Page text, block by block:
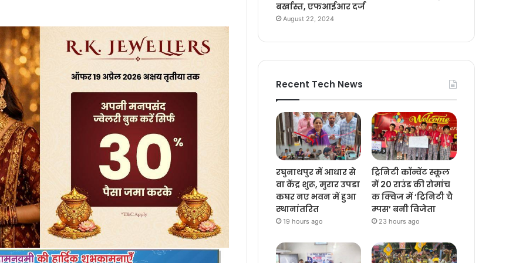
बर्खास्त, एफआईआर दर्ज
August 22, 2024
Recent Tech News
रघुनाथपुर में आधार से
वा केंद्र शुरू, मुरार उपडा
कघर नए भवन में हुआ
स्थानांतरित
19 hours ago
ट्रिनिटी कॉन्वेंट स्कूल
में 20 राउंड की रोमांच
क क्विज में ‘ट्रिनिटी चै
म्पस’ बनी विजेता
23 hours ago